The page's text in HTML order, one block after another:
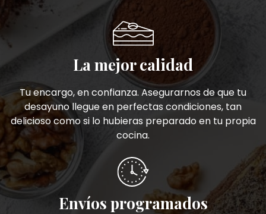
La mejor calidad
Tu encargo, en confianza. Asegurarnos de que tu
desayuno llegue en perfectas condiciones, tan
delicioso como si lo hubieras preparado en tu propia
cocina.
Envíos programados